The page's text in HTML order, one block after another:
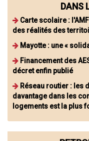
DANS
Carte scolaire :
des réalités des
Mayotte : une «
Financement des
décret enfin publié
Réseau routier : les
davantage dans les
logements est la plus